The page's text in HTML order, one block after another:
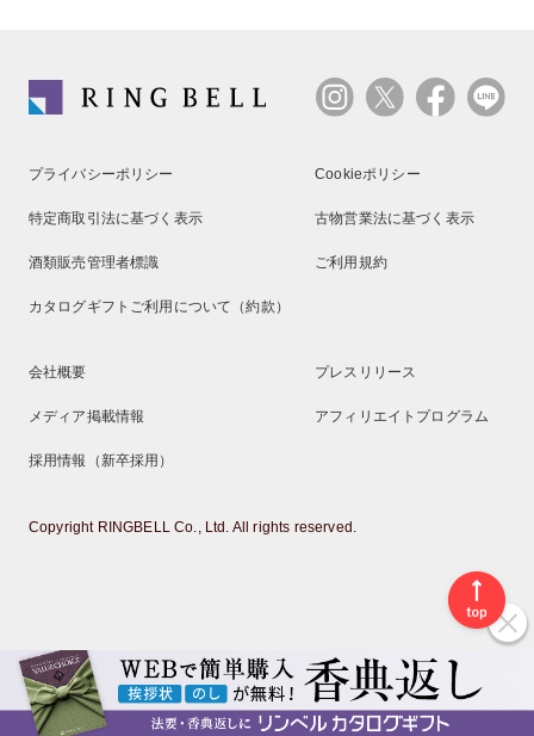
プライバシーポリシー Cookieポリシー
特定商取引法に基づく表示 古物営業法に基づく表示
酒類販売管理者標識 ご利用規約
カタログギフトご利用について（約款）
会社概要 プレスリリース
メディア掲載情報 アフィリエイトプログラム
採用情報（新卒採用）
Copyright RINGBELL Co., Ltd. All rights reserved.